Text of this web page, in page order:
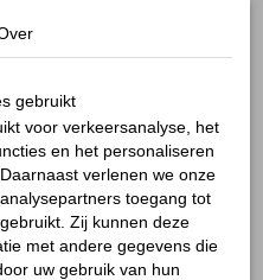
dé perfecte combinatie van
zowel in de tailleband
zit hij als gegoten, precies wat
gebruikt
voor verkeersanalyse, het
en het personaliseren
verlenen we onze
toegang tot
Zij kunnen deze
met andere gegevens die
uw gebruik van hun